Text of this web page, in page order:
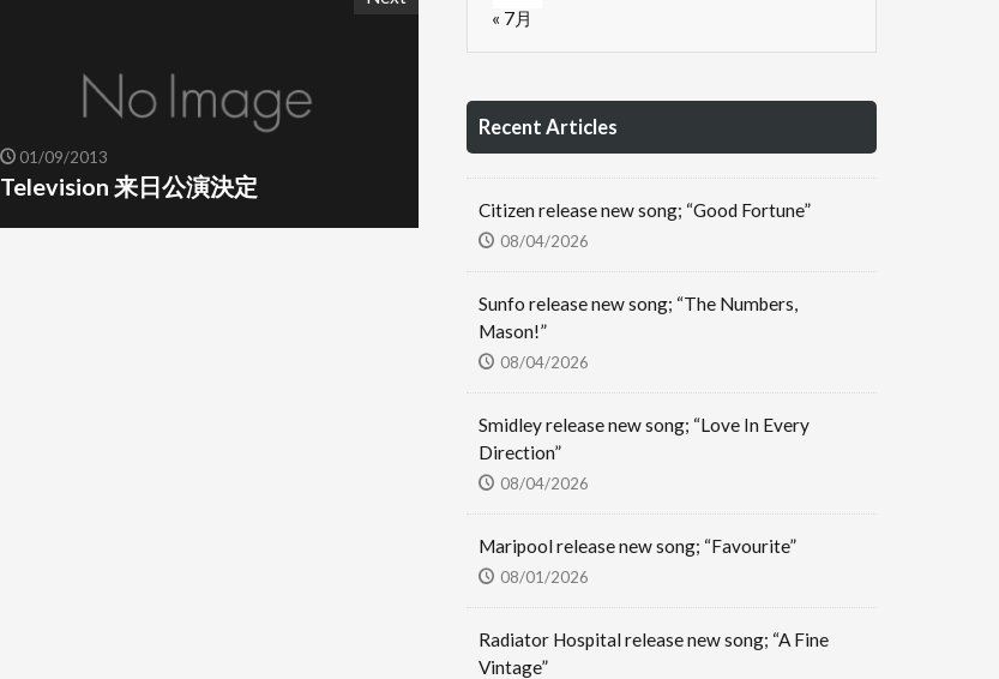
01/09/2013
Television 来日公演決定
« 7月
Recent Articles
Citizen release new song; “Good Fortune”
08/04/2026
Sunfo release new song; “The Numbers,
Mason!”
08/04/2026
Smidley release new song; “Love In Every
Direction”
08/04/2026
Maripool release new song; “Favourite”
08/01/2026
Radiator Hospital release new song; “A Fine
Vintage”